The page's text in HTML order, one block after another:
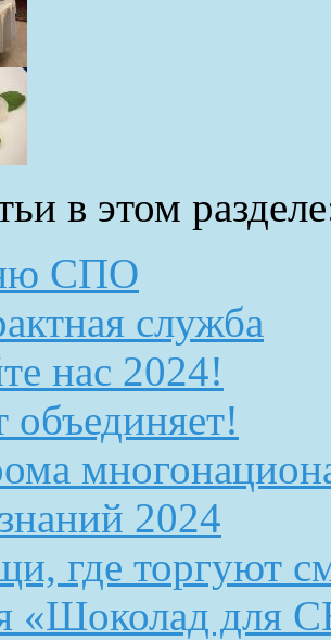
в этом
СПО
служба
нас 2024!
объединяет!
2024
где торгуют
«Шоколад для